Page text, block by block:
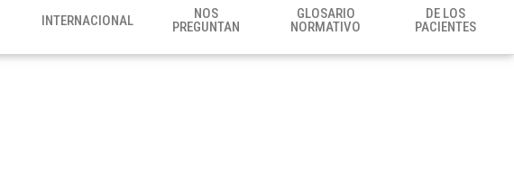
INTERNACIONAL
NOS
PREGUNTAN
GLOSARIO
NORMATIVO
DE LOS
PACIENTES